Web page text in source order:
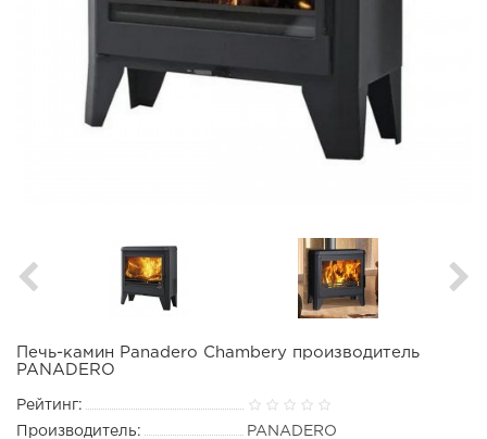
Печь-камин Panadero Chambery производитель
PANADERO
Рейтинг:
Производитель:
PANADERO